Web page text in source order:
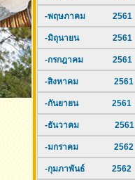
-พฤษภาคม 2561
-มิถุนายน 2561
-กรกฎาคม 2561
-สิงหาคม 2561
-กันยายน 2561
-ธันวาคม 2561
-มกราคม 2562
-กุมภาพันธ์ 2562